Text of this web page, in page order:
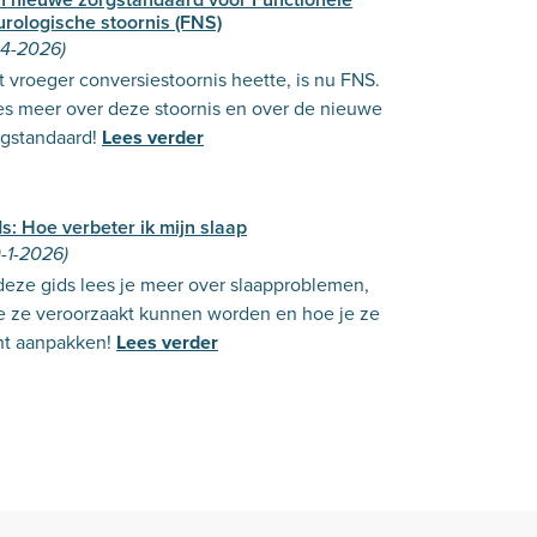
stoornis (FNS)
4-2026)
vroeger conversiestoornis heette, is nu FNS.
meer over deze stoornis en over de nieuwe
Lees verder
Hoe verbeter ik mijn slaap
1-2026)
gids lees je meer over slaapproblemen,
ze veroorzaakt kunnen worden en hoe je ze
aanpakken! Lees verder